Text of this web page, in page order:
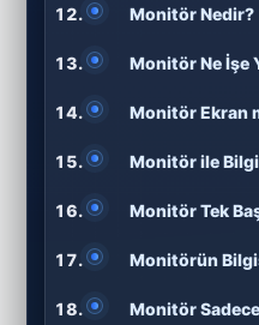
Monitör Nedir?
Monitör Ne İşe
Monitör Ekran
Monitör ile
Monitör Tek
Monitörün
Monitör